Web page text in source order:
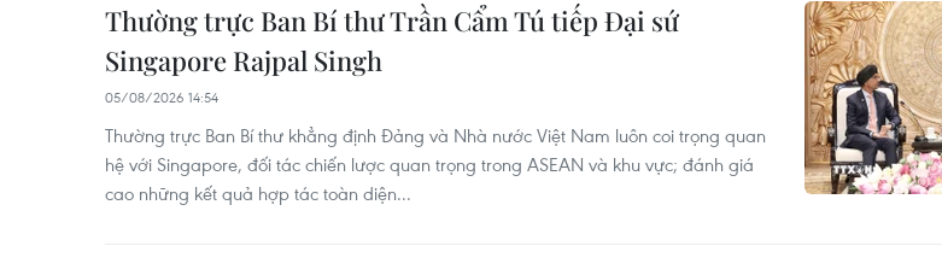
Thường trực Ban Bí thư Trần Cẩm Tú tiếp Đại sứ
Singapore Rajpal Singh
05/08/2026 14:54
Thường trực Ban Bí thư khẳng định Đảng và Nhà nước Việt Nam luôn coi trọng quan
hệ với Singapore, đối tác chiến lược quan trọng trong ASEAN và khu vực; đánh giá
cao những kết quả hợp tác toàn diện...